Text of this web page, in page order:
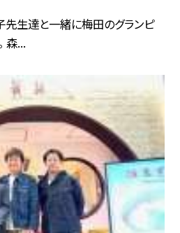
先生達と一緒に梅田のグランピ
森...